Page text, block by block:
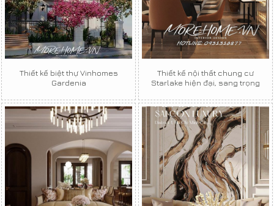
Thiết kế biệt thự Vinhomes
Gardenia
Thiết kế nội thất chung cư
Starlake hiện đại, sang trọng